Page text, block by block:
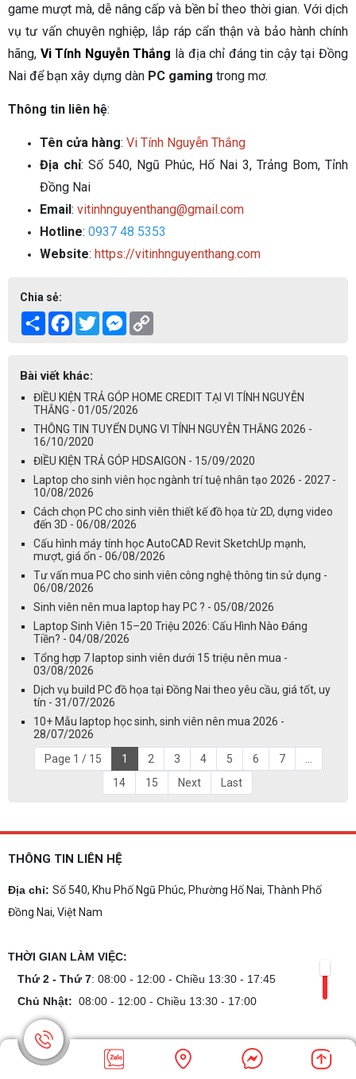
game mượt mà, dễ nâng cấp và bền bỉ theo thời gian. Với dịch
vụ tư vấn chuyên nghiệp, lắp ráp cẩn thận và bảo hành chính
hãng, Vi Tính Nguyễn Thắng là địa chỉ đáng tin cậy tại Đồng
Nai để bạn xây dựng dàn PC gaming trong mơ.
Thông tin liên hệ:
Tên cửa hàng: Vi Tính Nguyễn Thắng
Địa chỉ: Số 540, Ngũ Phúc, Hố Nai 3, Trảng Bom, Tỉnh
Đồng Nai
Email: vitinhnguyenthang@gmail.com
Hotline: 0937 48 5353
Website: https://vitinhnguyenthang.com
Chia sẻ:
Share Facebook
TwitterMessenger
Bài viết khác:
ĐIỀU KIỆN TRẢ GÓP HOME CREDIT TẠI VI TÍNH NGUYỄN
THẮNG - 01/05/2026
THÔNG TIN TUYỂN DỤNG VI TÍNH NGUYỄN THẮNG 2026 -
16/10/2020
ĐIỀU KIỆN TRẢ GÓP HDSAIGON - 15/09/2020
Laptop cho sinh viên học ngành trí tuệ nhân tạo 2026 - 2027 -
10/08/2026
Cách chọn PC cho sinh viên thiết kế đồ họa từ 2D, dựng video
đến 3D - 06/08/2026
Cấu hình máy tính học AutoCAD Revit SketchUp mạnh,
mượt, giá ổn - 06/08/2026
Tư vấn mua PC cho sinh viên công nghệ thông tin sử dụng -
06/08/2026
Sinh viên nên mua laptop hay PC ? - 05/08/2026
Laptop Sinh Viên 15–20 Triệu 2026: Cấu Hình Nào Đáng
Tiền? - 04/08/2026
Tổng hợp 7 laptop sinh viên dưới 15 triệu nên mua -
03/08/2026
Dịch vụ build PC đồ họa tại Đồng Nai theo yêu cầu, giá tốt, uy
tín - 31/07/2026
10+ Mẫu laptop học sinh, sinh viên nên mua 2026 -
28/07/2026
Page 1 / 15
1 2 3 4 5 6 7
14
15 Next Last
THÔNG TIN LIÊN HỆ
Địa chỉ: Số 540, Khu Phố Ngũ Phúc, Phường Hố Nai, Thành Phố
Đồng Nai, Việt Nam
THỜI GIAN LÀM VIỆC:
Thứ 2 - Thứ 7: 08:00 - 12:00 - Chiều 13:30 - 17:45
Chủ Nhật: 08:00 - 12:00 - Chiều 13:30 - 17:00